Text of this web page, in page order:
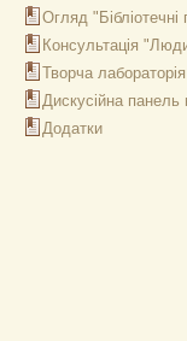
Огляд "Бібліотечні
Консультація
Творча
Дискусійна панель
Додатки